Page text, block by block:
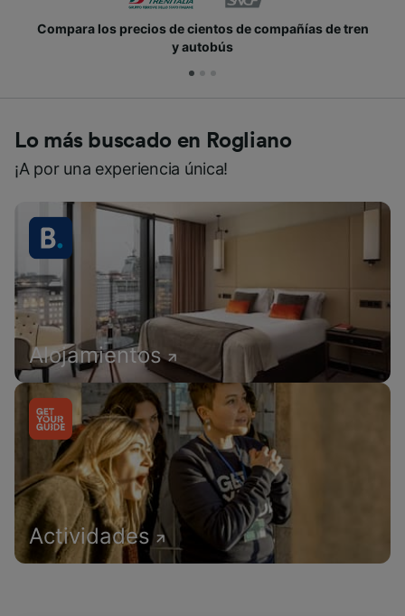
Compara los precios de cientos de compañías de tren
y autobús
Lo más buscado en Rogliano
¡A por una experiencia única!
Alojamientos
Actividades